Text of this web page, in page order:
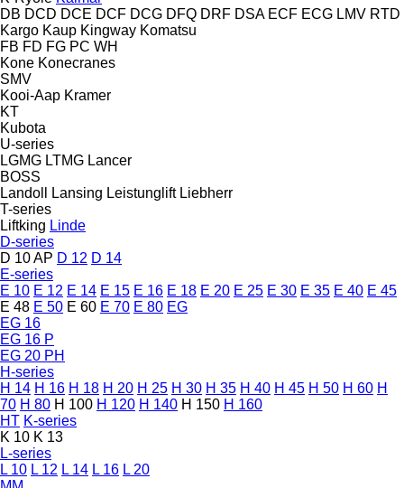
DB DCD DCE DCF DCG DFQ DRF DSA ECF ECG LMV RTD
Kargo Kaup Kingway Komatsu
FB FD FG PC WH
Kone Konecranes
SMV
Kooi-Aap Kramer
KT
Kubota
U-series
LGMG LTMG Lancer
BOSS
Landoll
Lansing Leistunglift Liebherr
T-series
Liftking Linde
D-series
D 10 AP D 12 D 14
E-series
E 10 E 12 E 14 E 15 E 16 E 18 E 20 E 25 E 30 E 35 E 40 E 45
E 48 E 50 E 60 E 70 E 80 EG
EG 16
EG 16 P
EG 20 PH
H-series
H 14 H 16 H 18 H 20 H 25 H 30 H 35 H 40 H 45 H 50 H 60 H
70 H 80 H 100 H 120 H 140 H 150 H 160
HT K-series
K 10 K 13
L-series
L 10 L 12 L 14 L 16 L 20